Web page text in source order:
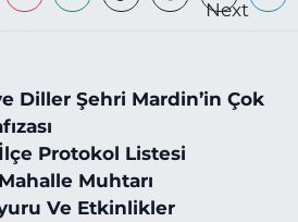
Diller Şehri Mardin’in Çok
Protokol Listesi
Muhtarı
Ve Etkinlikler